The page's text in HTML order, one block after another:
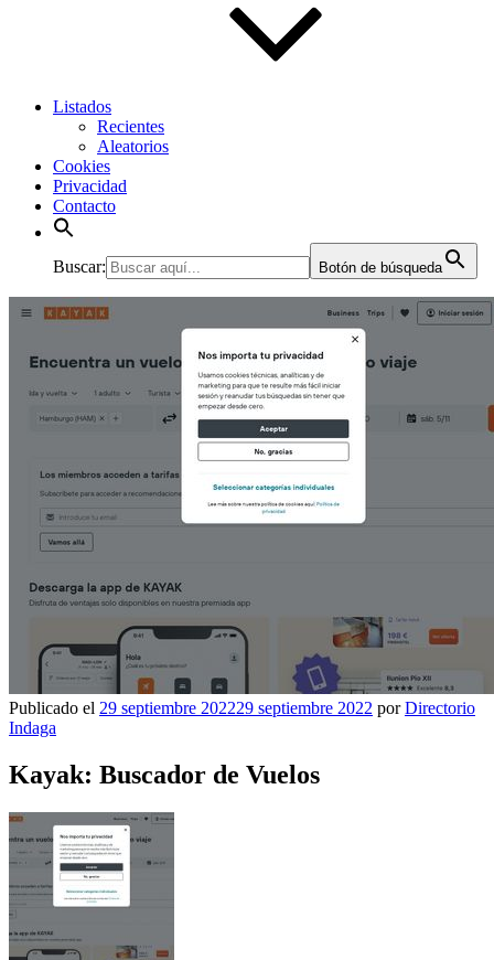
Listados
Recientes
Aleatorios
Cookies
Privacidad
Contacto
Buscar: Botón de búsqueda
Publicado el 29 septiembre 202229 septiembre 2022 porDirectorio
Indaga
Kayak: Buscador de Vuelos